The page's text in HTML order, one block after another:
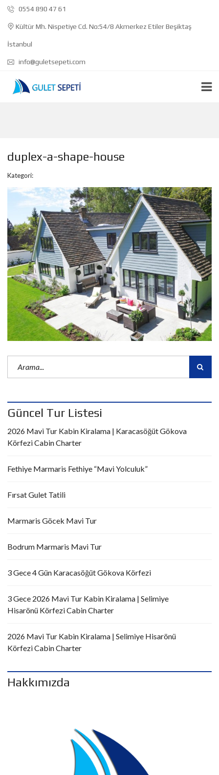
0554 890 47 61
Kültür Mh. Nispetiye Cd. No:54/8 Akmerkez Etiler Beşiktaş
İstanbul
info@guletsepeti.com
duplex-a-shape-house
Kategori:
Güncel Tur Listesi
2026 Mavi Tur Kabin Kiralama | Karacasöğüt Gökova
Körfezi Cabin Charter
Fethiye Marmaris Fethiye “Mavi Yolculuk”
Fırsat Gulet Tatili
Marmaris Göcek Mavi Tur
Bodrum Marmaris Mavi Tur
3 Gece 4 Gün Karacasöğüt Gökova Körfezi
3 Gece 2026 Mavi Tur Kabin Kiralama | Selimiye
Hisarönü Körfezi Cabin Charter
2026 Mavi Tur Kabin Kiralama | Selimiye Hisarönü
Körfezi Cabin Charter
Hakkımızda